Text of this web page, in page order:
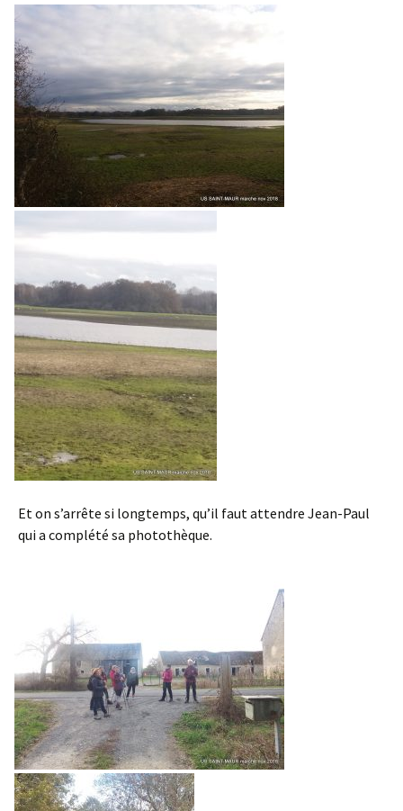
Et on s’arrête si longtemps, qu’il faut attendre Jean-Paul
qui a complété sa photothèque.